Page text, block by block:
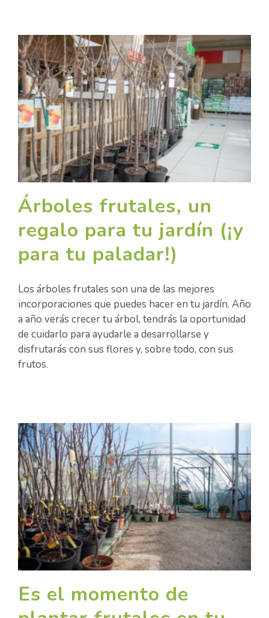
Árboles frutales, un
regalo para tu jardín (¡y
para tu paladar!)
Los árboles frutales son una de las mejores
incorporaciones que puedes hacer en tu jardín. Año
a año verás crecer tu árbol, tendrás la oportunidad
de cuidarlo para ayudarle a desarrollarse y
disfrutarás con sus flores y, sobre todo, con sus
frutos.
Es el momento de